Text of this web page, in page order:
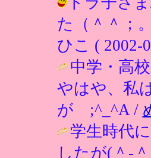
た（＾＾；
ひこ ( 2002-
中学・高
やはや、私
が ;^_^A /
学生時代
したが(＾-